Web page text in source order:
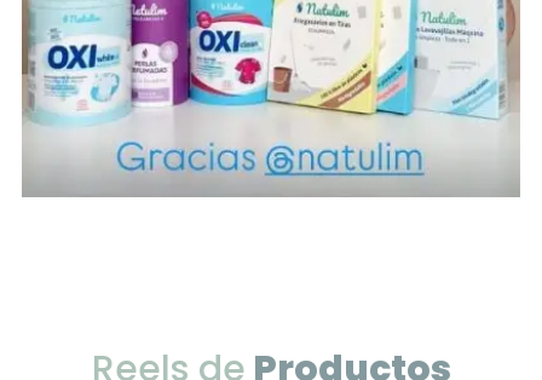
Reels de Productos